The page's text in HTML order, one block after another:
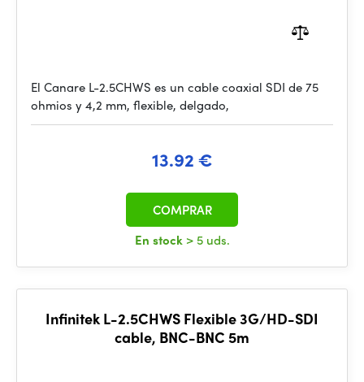
El Canare L-2.5CHWS es un cable coaxial SDI de 75
ohmios y 4,2 mm, flexible, delgado,
13.92 €
En stock > 5 uds.
COMPRAR
Infinitek L-2.5CHWS Flexible 3G/HD-SDI
cable, BNC-BNC 5m